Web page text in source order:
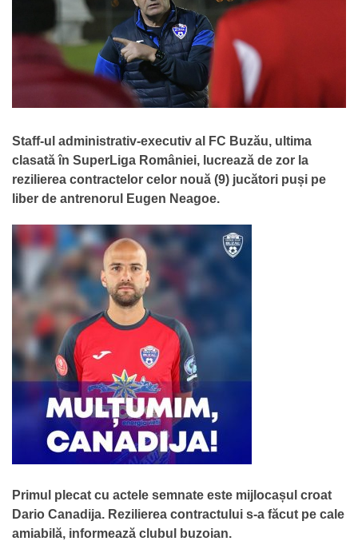
Staff-ul administrativ-executiv al FC Buzău, ultima
clasată în SuperLiga României, lucrează de zor la
rezilierea contractelor celor nouă (9) jucători puși pe
liber de antrenorul Eugen Neagoe.
Primul plecat cu actele semnate este mijlocașul croat
Dario Canadija. Rezilierea contractului s-a făcut pe cale
amiabilă, informează clubul buzoian.